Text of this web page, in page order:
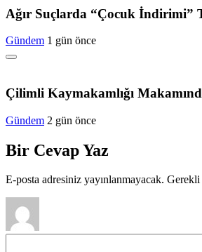
Ağır Suçlarda “Çocuk İndirimi”
Gündem 1 gün önce
Çilimli Kaymakamlığı
Gündem 2 gün önce
Bir Cevap Yaz
E-posta adresiniz yayınlanmayacak. Gerekli